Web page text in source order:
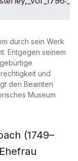
durch sein Werk
Entgegen seinem
und
den Beamten
Museum
(1749–